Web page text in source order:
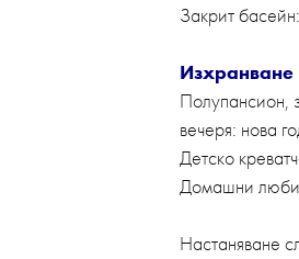
Закрит
Изхранване
Полупансион,
вечеря: нова
Детско
Домашни
Настаняване